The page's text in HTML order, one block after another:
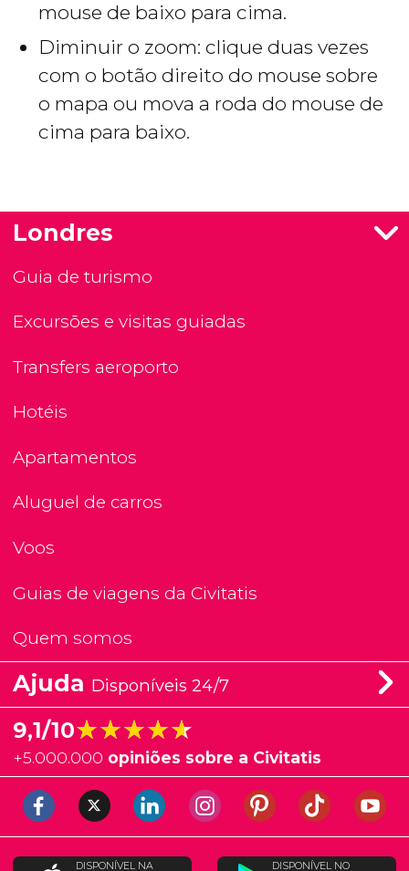
mouse de baixo para cima.
Diminuir o zoom: clique duas vezes
com o botão direito do mouse sobre
o mapa ou mova a roda do mouse de
cima para baixo.
Londres
Guia de turismo
Excursões e visitas guiadas
Transfers aeroporto
Hotéis
Apartamentos
Aluguel de carros
Voos
Guias de viagens da Civitatis
Quem somos
Ajuda Disponíveis 24/7
9,1/10★★★★★
★★★★★
+5.000.000 opiniões sobre a Civitatis
DISPONÍVEL NA DISPONÍVEL NO